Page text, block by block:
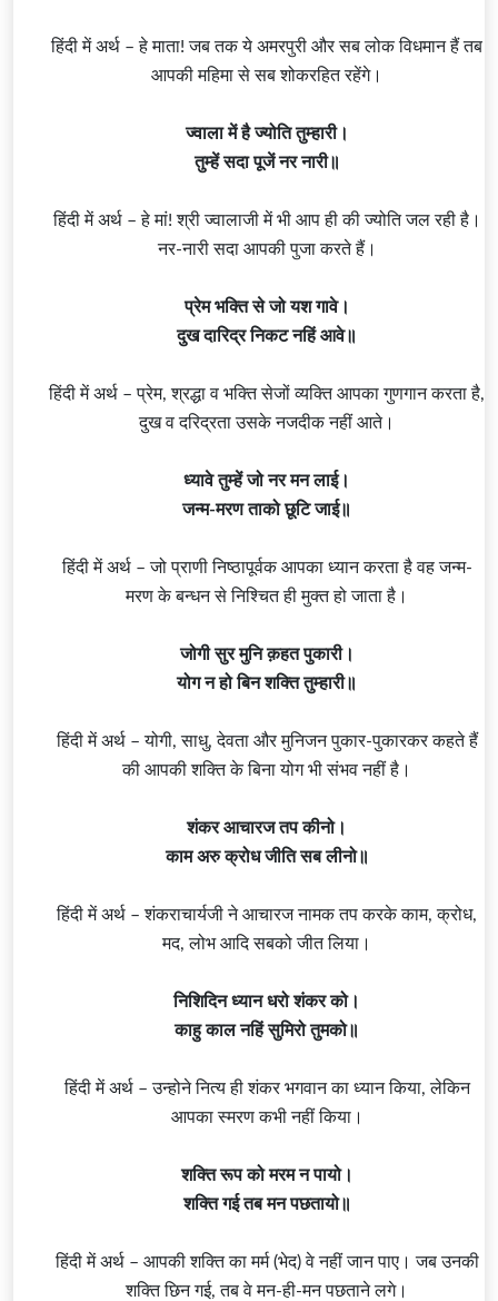
हिंदी में अर्थ – हे माता! जब तक ये अमरपुरी और सब लोक विधमान हैं तब
आपकी महिमा से सब शोकरहित रहेंगे।
ज्वाला में है ज्योति तुम्हारी।
तुम्हें सदा पूजें नर नारी॥
हिंदी में अर्थ – हे मां! श्री ज्वालाजी में भी आप ही की ज्योति जल रही है।
नर-नारी सदा आपकी पुजा करते हैं।
प्रेम भक्ति से जो यश गावे।
दुख दारिद्र निकट नहिं आवे॥
हिंदी में अर्थ – प्रेम, श्रद्धा व भक्ति सेजों व्यक्ति आपका गुणगान करता है,
दुख व दरिद्रता उसके नजदीक नहीं आते।
ध्यावे तुम्हें जो नर मन लाई।
जन्म-मरण ताको छूटि जाई॥
हिंदी में अर्थ – जो प्राणी निष्ठापूर्वक आपका ध्यान करता है वह जन्म-
मरण के बन्धन से निश्चित ही मुक्त हो जाता है।
जोगी सुर मुनि क़हत पुकारी।
योगन हो बिन शक्ति तुम्हारी॥
हिंदी में अर्थ – योगी, साधु, देवता और मुनिजन पुकार-पुकारकर कहते हैं
की आपकी शक्ति के बिना योग भी संभव नहीं है।
शंकर आचारज तप कीनो।
काम अरु क्रोध जीति सब लीनो॥
हिंदी में अर्थ – शंकराचार्यजी ने आचारज नामक तप करके काम, क्रोध,
मद, लोभ आदि सबको जीत लिया।
निशिदिन ध्यान धरो शंकर को।
काहु काल नहिं सुमिरो तुमको॥
हिंदी में अर्थ – उन्होने नित्य ही शंकर भगवान का ध्यान किया, लेकिन
आपका स्मरण कभी नहीं किया।
शक्ति रूप को मरम न पायो।
शक्ति गई तब मन पछतायो॥
हिंदी में अर्थ – आपकी शक्ति का मर्म (भेद) वे नहीं जान पाए। जब उनकी
शक्ति छिन गई, तब वे मन-ही-मन पछताने लगे।